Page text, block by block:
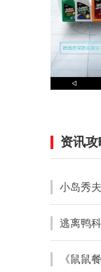
资讯攻
逃离鸭